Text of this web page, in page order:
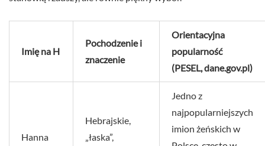
Imię na H
Pochodzenie i
znaczenie
Orientacyjna
popularność
(PESEL, dane.gov.pl)
Hanna
Hebrajskie,
„łaska”,
Jedno z
najpopularniejszych
imion żeńskich w